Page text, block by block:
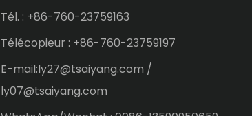
Tél. : +86-760-23759163
Télécopieur : +86-760-23759197
E-mail:ly27@tsaiyang.com /
ly07@tsaiyang.com